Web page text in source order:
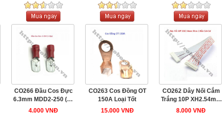
CO266 Đầu Cos Đực
6.3mm MDD2-250 (10
...
4.000 VNĐ
CO263 Cos Đồng OT
150A Loại Tốt
15.000 VNĐ
CO262 Dây Nối Cắm
Trắng 10P XH2.54mm
...
8.000 VNĐ